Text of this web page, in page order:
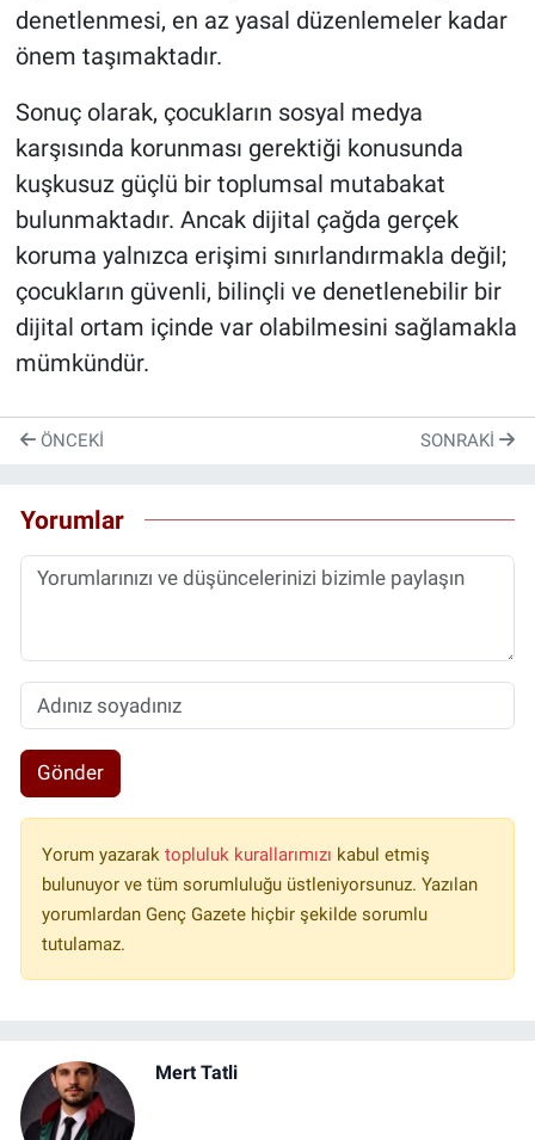
denetlenmesi, en az yasal düzenlemeler kadar
önem taşımaktadır.
Sonuç olarak, çocukların sosyal medya
karşısında korunması gerektiği konusunda
kuşkusuz güçlü bir toplumsal mutabakat
bulunmaktadır. Ancak dijital çağda gerçek
koruma yalnızca erişimi sınırlandırmakla değil;
çocukların güvenli, bilinçli ve denetlenebilir bir
dijital ortam içinde var olabilmesini sağlamakla
mümkündür.
ÖNCEKI SONRAKI
Yorumlar
Gönder
Yorum yazarak topluluk kurallarımızı kabul etmiş
bulunuyor ve tüm sorumluluğu üstleniyorsunuz. Yazılan
yorumlardan Genç Gazete hiçbir şekilde sorumlu
tutulamaz.
Mert Tatli